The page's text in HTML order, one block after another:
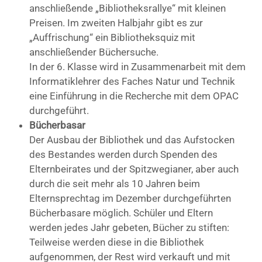
anschließende „Bibliotheksrallye“ mit kleinen
Preisen. Im zweiten Halbjahr gibt es zur
„Auffrischung“ ein Bibliotheksquiz mit
anschließender Büchersuche.
In der 6. Klasse wird in Zusammenarbeit mit dem
Informatiklehrer des Faches Natur und Technik
eine Einführung in die Recherche mit dem OPAC
durchgeführt.
Bücherbasar
Der Ausbau der Bibliothek und das Aufstocken
des Bestandes werden durch Spenden des
Elternbeirates und der Spitzwegianer, aber auch
durch die seit mehr als 10 Jahren beim
Elternsprechtag im Dezember durchgeführten
Bücherbasare möglich. Schüler und Eltern
werden jedes Jahr gebeten, Bücher zu stiften:
Teilweise werden diese in die Bibliothek
aufgenommen, der Rest wird verkauft und mit